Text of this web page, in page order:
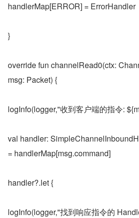
handlerMap[ERROR] = ErrorHandler
}
override fun channelRead0(ctx:
msg: Packet) {
logInfo(logger,"收到客户端的指令:
val handler:
= handlerMap[msg.command]
handler?.let {
logInfo(logger,"找到响应指令的